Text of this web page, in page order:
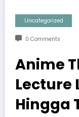
Uncategorized
0 Comments
Anime
Lecture
Hingga